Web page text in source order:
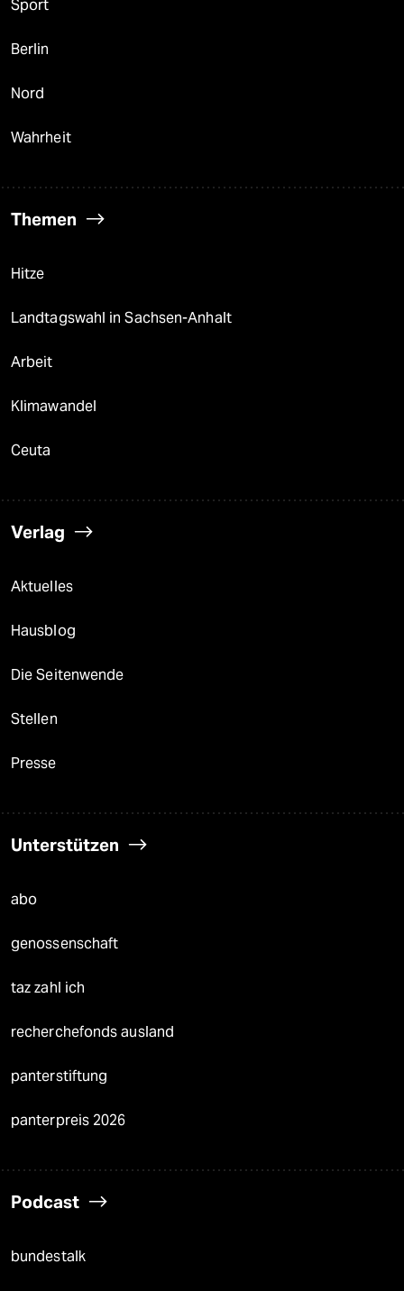
Sport
Berlin
Nord
Wahrheit
Themen
Hitze
Landtagswahl in Sachsen-Anhalt
Arbeit
Klimawandel
Ceuta
Verlag
Aktuelles
Hausblog
Die Seitenwende
Stellen
Presse
Unterstützen
abo
genossenschaft
taz zahl ich
recherchefonds ausland
panterstiftung
panterpreis 2026
Podcast
bundestalk